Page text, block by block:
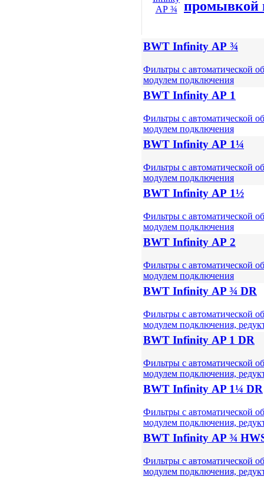
промывкой
BWT Infinity АР ¾
Фильтры с автоматической
модулем подключения
BWT Infinity АР 1
Фильтры с автоматической
модулем подключения
BWT Infinity АР 1¼
Фильтры с автоматической
модулем подключения
BWT Infinity АР 1½
Фильтры с автоматической
модулем подключения
BWT Infinity АР 2
Фильтры с автоматической
модулем подключения
BWT Infinity АP ¾ DR
Фильтры с автоматической
модулем подключения,
BWT Infinity АP 1 DR
Фильтры с автоматической
модулем подключения,
BWT Infinity АP 1¼ DR
Фильтры с автоматической
модулем подключения,
BWT Infinity АP ¾
Фильтры с автоматической
модулем подключения,